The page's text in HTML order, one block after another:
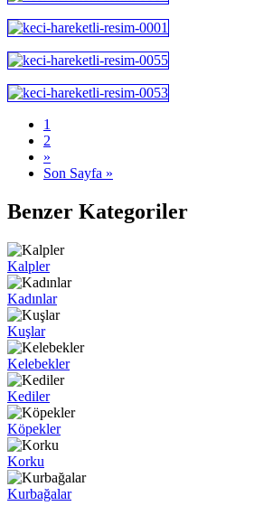
1
2
»
Son Sayfa »
Benzer Kategoriler
Kalpler
Kadınlar
Kuşlar
Kelebekler
Kediler
Köpekler
Korku
Kurbağalar